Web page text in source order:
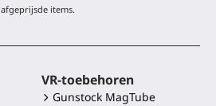
afgeprijsde items.
VR-toebehoren
Gunstock MagTube